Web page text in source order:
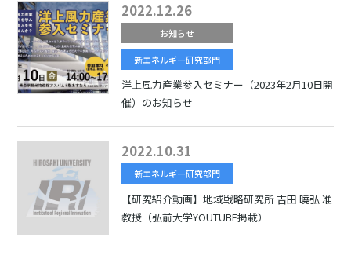
2022.12.26
お知らせ
新エネルギー研究部門
洋上風力産業参入セミナー（2023年2月10日開
催）のお知らせ
2022.10.31
新エネルギー研究部門
【研究紹介動画】地域戦略研究所 吉田 曉弘 准
教授（弘前大学YOUTUBE掲載）